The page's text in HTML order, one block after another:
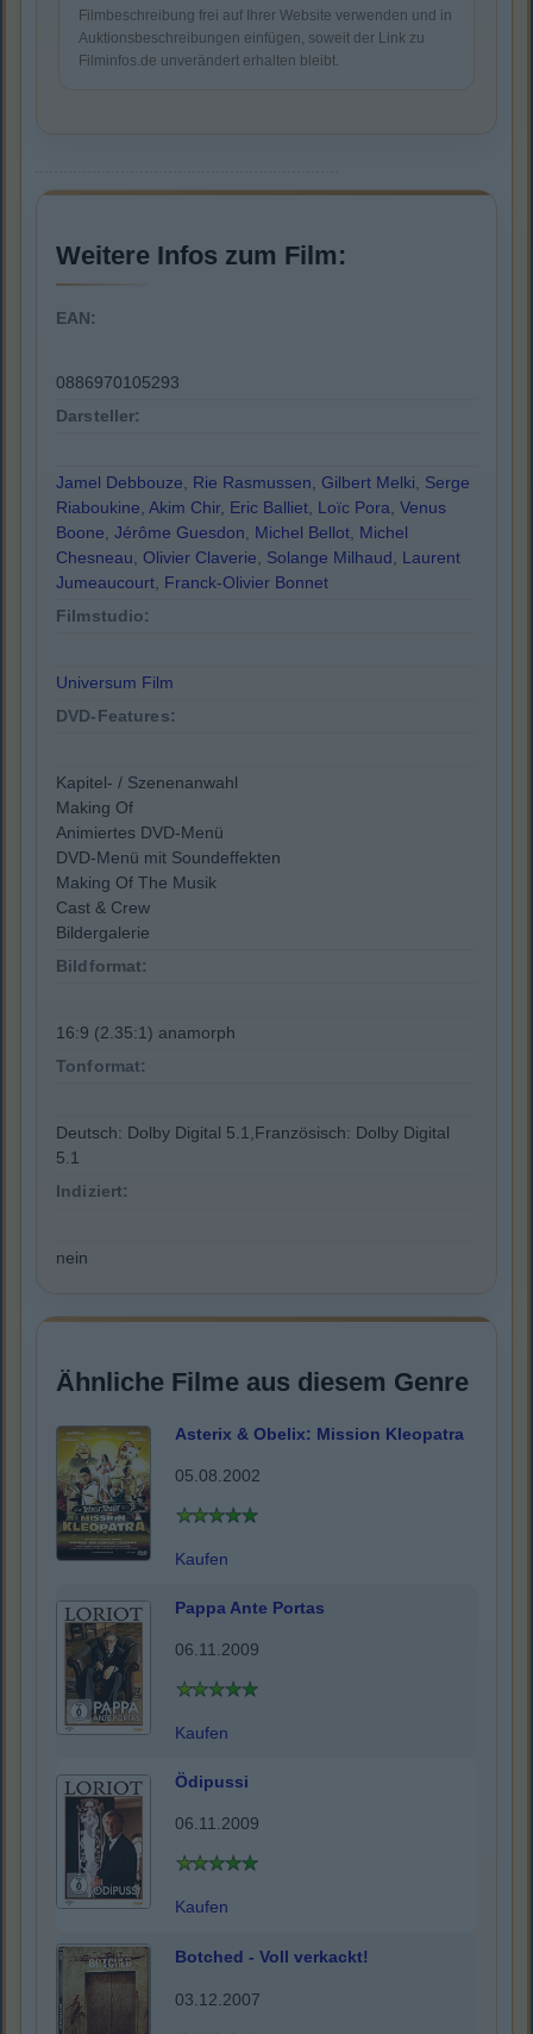
Filmbeschreibung frei auf Ihrer Website verwenden und in
Auktionsbeschreibungen einfügen, soweit der Link zu
Filminfos.de unverändert erhalten bleibt.
Weitere Infos zum Film:
EAN:
0886970105293
Darsteller:
Jamel Debbouze, Rie Rasmussen, Gilbert Melki, Serge
Riaboukine, Akim Chir, Eric Balliet, Loïc Pora, Venus
Boone, Jérôme Guesdon, Michel Bellot, Michel
Chesneau, Olivier Claverie, Solange Milhaud, Laurent
Jumeaucourt, Franck-Olivier Bonnet
Filmstudio:
Universum Film
DVD-Features:
Kapitel- / Szenenanwahl
Making Of
Animiertes DVD-Menü
DVD-Menü mit Soundeffekten
Making Of The Musik
Cast & Crew
Bildergalerie
Bildformat:
16:9 (2.35:1) anamorph
Tonformat:
Deutsch: Dolby Digital 5.1,Französisch: Dolby Digital
5.1
Indiziert:
nein
Ähnliche Filme aus diesem Genre
Asterix & Obelix: Mission Kleopatra
05.08.2002
Kaufen
Pappa Ante Portas
06.11.2009
Kaufen
Ödipussi
06.11.2009
Kaufen
Botched - Voll verkackt!
03.12.2007